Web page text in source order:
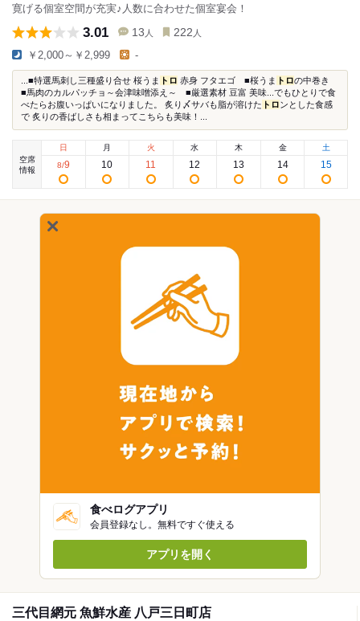
寛げる個室空間が充実♪人数に合わせた個室宴会！
3.01 13 人 222 人
￥2,000～￥2,999 -
...■特選馬刺し三種盛り合せ 桜うま トロ 赤身 フタエゴ ■桜うま トロの中巻き
■馬肉のカルパッチョ～会津味噌添え～ ■厳選素材 豆富 美味...でもひとりで食
べたらお腹いっぱいになりました。 炙り〆サバも脂が溶けた トロンとした食感
で 炙りの香ばしさも相まってこちらも美味！...
空席
情報
日
8/9
月
10
火
11
水
12
木
13
金
14
土
15
食べログアプリ
会員登録なし。無料ですぐ使える
アプリを開く
三代目網元 魚鮮水産 八戸三日町店